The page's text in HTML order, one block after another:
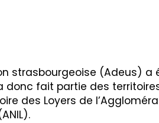
strasbourgeoise (Adeus)
donc fait partie des
des Loyers de